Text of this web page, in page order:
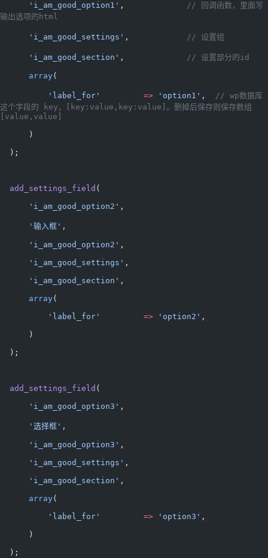
      'i_am_good_option1'
,
// 回调函数，里面写
输出选项的html
      'i_am_good_settings'
, // 设置组
      'i_am_good_section'
, // 设置部分的id
      array
(
          'label_for'
         =>
'option1' ,
// wp数据库
这个字段的 key，[key:value,key:value]。删掉后保存则保存数组
[value,value]
      )
  );
  add_settings_field
(
      'i_am_good_option2'
,
      '输入框'
,
      'i_am_good_option2'
,
      'i_am_good_settings'
,
      'i_am_good_section'
,
      array
(
          'label_for'
         =>
'option2' ,
      )
  );
  add_settings_field
(
      'i_am_good_option3'
,
      '选择框'
,
      'i_am_good_option3'
,
      'i_am_good_settings'
,
      'i_am_good_section'
,
      array
(
          'label_for'
         =>
'option3' ,
      )
  );